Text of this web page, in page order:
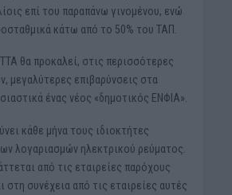
επί του παραπάνω γινομένου, ενώ
κάτω από το 50% του ΤΑΠ.
θα προκαλεί, στις περισσότερες
μεγαλύτερες επιβαρύνσεις στα
ένας νέος «δημοτικός ΕΝΦΙΑ».
κάθε μήνα τους ιδιοκτήτες
λογαριασμών ηλεκτρικού ρεύματος.
από τις εταιρείες παρόχους
στη συνέχεια από τις εταιρείες αυτές